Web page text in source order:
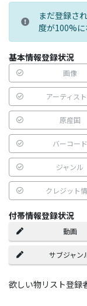
まだ登録さ
度が100%に
基本情報登録状況
画像
アーティス
原産国
バーコード
ジャンル
クレジット
付帯情報登録状況
動画
サブジャン
欲しい物リスト登録